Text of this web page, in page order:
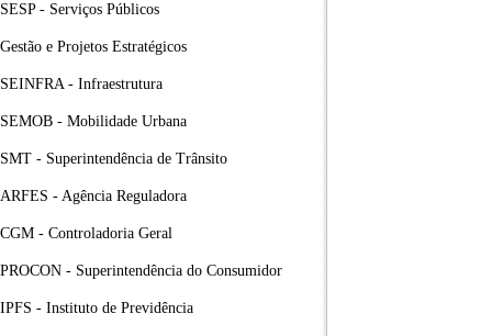
SESP - Serviços Públicos
Gestão e Projetos Estratégicos
SEINFRA - Infraestrutura
SEMOB - Mobilidade Urbana
SMT - Superintendência de Trânsito
ARFES - Agência Reguladora
CGM - Controladoria Geral
PROCON - Superintendência do Consumidor
IPFS - Instituto de Previdência